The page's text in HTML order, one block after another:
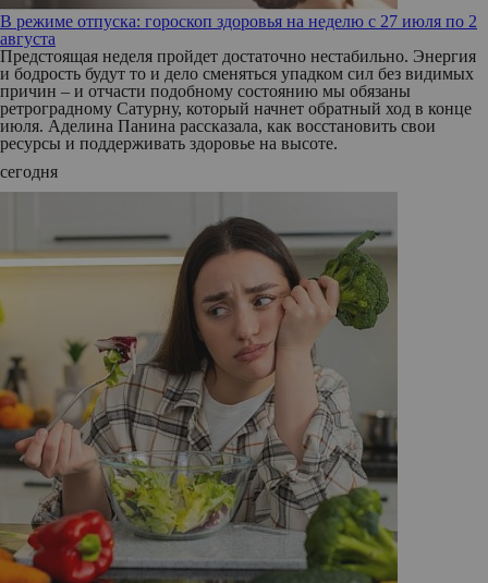
В режиме отпуска: гороскоп здоровья на неделю с 27 июля по 2
августа
Предстоящая неделя пройдет достаточно нестабильно. Энергия
и бодрость будут то и дело сменяться упадком сил без видимых
причин – и отчасти подобному состоянию мы обязаны
ретроградному Сатурну, который начнет обратный ход в конце
июля. Аделина Панина рассказала, как восстановить свои
ресурсы и поддерживать здоровье на высоте.
сегодня